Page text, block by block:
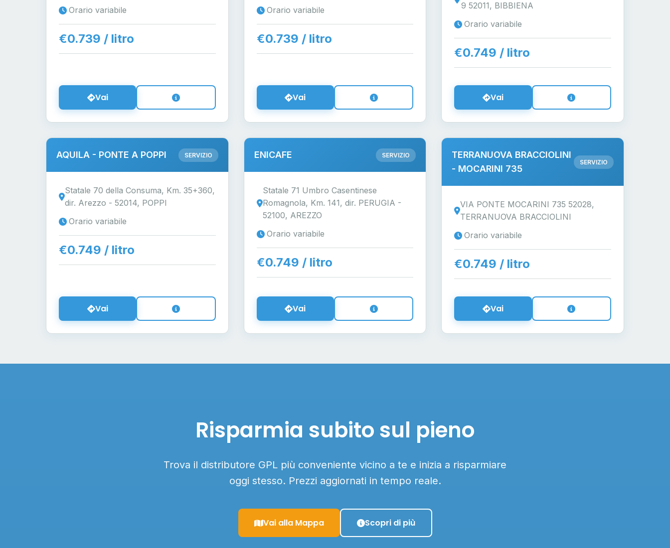
Orario variabile
€0.739 / litro
Vai
Orario variabile
€0.739 / litro
Vai
9 52011, BIBBIENA
Orario variabile
€0.749 / litro
Vai
AQUILA - PONTE A POPPI SERVIZIO
Statale 70 della Consuma, Km. 35+360,
dir. Arezzo - 52014, POPPI
Orario variabile
€0.749 / litro
Vai
ENICAFE SERVIZIO
Statale 71 Umbro Casentinese
Romagnola, Km. 141, dir. PERUGIA -
52100, AREZZO
Orario variabile
€0.749 / litro
Vai
TERRANUOVA BRACCIOLINI
- MOCARINI 735
SERVIZIO
VIA PONTE MOCARINI 735 52028,
TERRANUOVA BRACCIOLINI
Orario variabile
€0.749 / litro
Vai
Risparmia subito sul pieno
Trova il distributore GPL più conveniente vicino a te e inizia a risparmiare
oggi stesso. Prezzi aggiornati in tempo reale.
Vai alla Mappa Scopri di più